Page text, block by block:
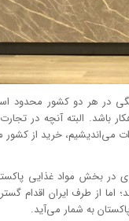
در هر دو کشور محدود
باشد. البته آنچه در
می‌اندیشیم، خرید از کشور
در بخش مواد غذایی
اما از طرف ایران اقدام
به شمار می‌آید.